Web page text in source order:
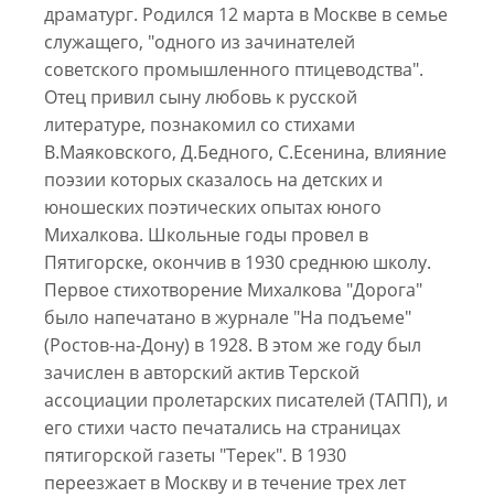
драматург. Родился 12 марта в Москве в семье
служащего, "одного из зачинателей
советского промышленного птицеводства".
Отец привил сыну любовь к русской
литературе, познакомил со стихами
В.Маяковского, Д.Бедного, С.Есенина, влияние
поэзии которых сказалось на детских и
юношеских поэтических опытах юного
Михалкова. Школьные годы провел в
Пятигорске, окончив в 1930 среднюю школу.
Первое стихотворение Михалкова "Дорога"
было напечатано в журнале "На подъеме"
(Ростов-на-Дону) в 1928. В этом же году был
зачислен в авторский актив Терской
ассоциации пролетарских писателей (ТАПП), и
его стихи часто печатались на страницах
пятигорской газеты "Терек". В 1930
переезжает в Москву и в течение трех лет